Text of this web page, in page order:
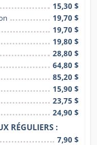
15,30 $
19,70 $
19,70 $
19,80 $
28,80 $
64,80 $
85,20 $
15,90 $
23,75 $
24,90 $
RÉGULIERS :
7,90 $